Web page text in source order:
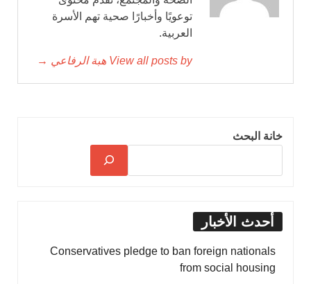
توعويًا وأخبارًا صحية تهم الأسرة
العربية.
View all posts by هبة الرفاعي →
خانة البحث
أحدث الأخبار
Conservatives pledge to ban foreign nationals
from social housing